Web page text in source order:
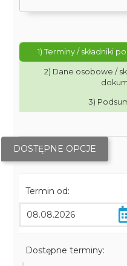
1) Terminy / składniki
2) Dane osobowe /
3)
DOSTĘPNE OPCJE
Termin od:
Dostępne terminy: